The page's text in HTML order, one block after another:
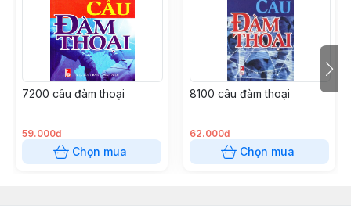
7200 câu đàm thoại
59.000đ
Chọn mua
8100 câu đàm thoại
62.000đ
Chọn mua